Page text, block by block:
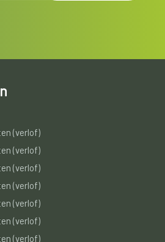
(verlof)
(verlof)
(verlof)
(verlof)
(verlof)
(verlof)
(verlof)